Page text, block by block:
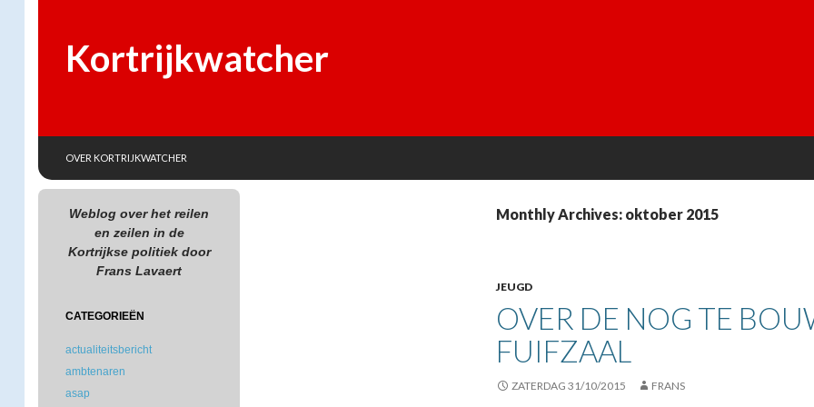
Kortrijkwatcher
OVER KORTRIJKWATCHER
Monthly Archives: oktober 2015
JEUGD
OVER DE NOG TE
FUIFZAAL
ZATERDAG 31/10/2015 FRANS
Weblog over het reilen
en zeilen in de
Kortrijkse politiek door
Frans Lavaert
CATEGORIEËN
actualiteitsbericht
ambtenaren
asap